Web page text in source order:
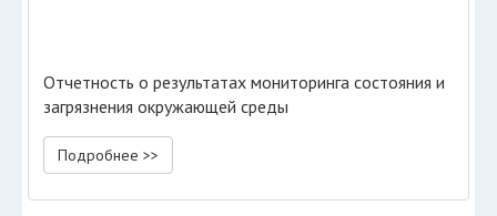
Отчетность о результатах мониторинга состояния и
загрязнения окружающей среды
Подробнее >>